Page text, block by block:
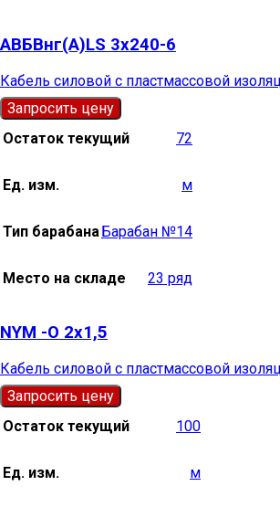
АВБВнг(А)LS 3х240-6
Кабель силовой с пластмассовой
Запросить цену
Остаток текущий
72
Ед. изм. м
Тип барабана Барабан №14
Место на складе 23 ряд
NYM -О 2х1,5
Кабель силовой с пластмассовой
Запросить цену
Остаток текущий
100
Ед. изм. м